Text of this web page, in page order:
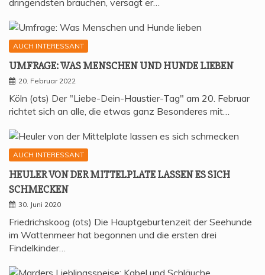
dringendsten brauchen, versagt er…
AUCH INTERESSANT
UMFRA­GE: WAS MEN­SCHEN UND HUN­DE LIEBEN
20. Februar 2022
Köln (ots) Der "Liebe-Dein-Haustier-Tag" am 20. Februar
richtet sich an alle, die etwas ganz Besonderes mit…
AUCH INTERESSANT
HEU­LER VON DER MIT­TEL­P­LA­TE LAS­SEN ES SICH
SCHMECKEN
30. Juni 2020
Friedrichskoog (ots) Die Hauptgeburtenzeit der Seehunde
im Wattenmeer hat begonnen und die ersten drei
Findelkinder…